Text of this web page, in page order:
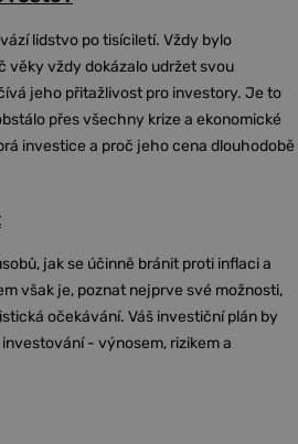
lidstvo po tisíciletí. Vždy bylo
věky vždy dokázalo udržet svou
jeho přitažlivost pro investory. Je to
přes všechny krize a ekonomické
investice a proč jeho cena dlouhodobě
jak se účinně bránit proti inflaci a
však je, poznat nejprve své možnosti,
očekávání. Váš investiční plán by
- výnosem, rizikem a